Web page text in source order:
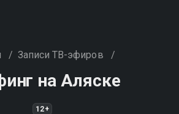
/ Записи ТВ-эфиров /
на Аляске
12+